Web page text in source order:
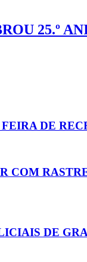
25.º
DE
COM
DE